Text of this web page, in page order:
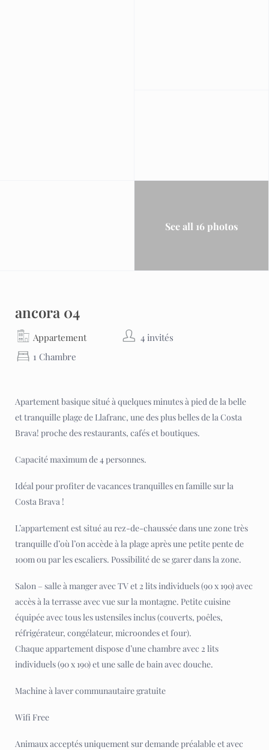
See all 16 photos
ancora 04
Appartement
4 invités
1 Chambre
Apartement basique situé à quelques minutes à pied de la belle
et tranquille plage de Llafranc, une des plus belles de la Costa
Brava! proche des restaurants, cafés et boutiques.
Capacité maximum de 4 personnes.
Idéal pour profiter de vacances tranquilles en famille sur la
Costa Brava !
L’appartement est situé au rez-de-chaussée dans une zone très
tranquille d’où l’on accède à la plage après une petite pente de
100m ou par les escaliers. Possibilité de se garer dans la zone.
Salon – salle à manger avec TV et 2 lits individuels (90 x 190) avec
accès à la terrasse avec vue sur la montagne. Petite cuisine
équipée avec tous les ustensiles inclus (couverts, poêles,
réfrigérateur, congélateur, microondes et four).
Chaque appartement dispose d’une chambre avec 2 lits
individuels (90 x 190) et une salle de bain avec douche.
Machine à laver communautaire gratuite
Wifi Free
Animaux acceptés uniquement sur demande préalable et avec